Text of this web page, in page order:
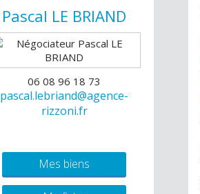
Pascal LE BRIAND
06 08 96 18 73
pascal.lebriand@agence-
rizzoni.fr
Mes biens